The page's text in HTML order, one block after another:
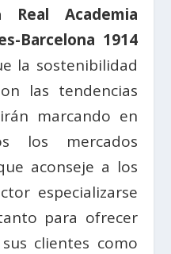
Real Academia
Barcelona 1914
la sostenibilidad
las tendencias
marcando en
los mercados
aconseje a los
especializarse
para ofrecer
clientes como